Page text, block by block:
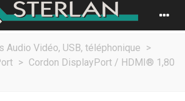
Audio Vidéo, USB, téléphonique >
> Cordon DisplayPort / HDMI® 1,80